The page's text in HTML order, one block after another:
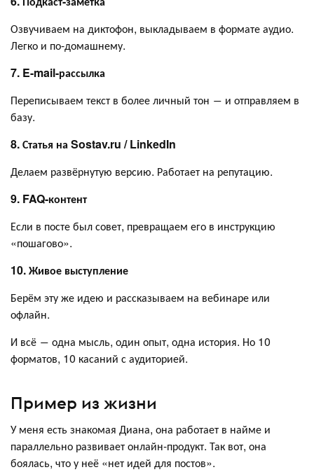
Озвучиваем на диктофон, выкладываем в формате аудио.
Легко и по-домашнему.
7. E-mail-рассылка
Переписываем текст в более личный тон ― и отправляем в
базу.
8. Статья на Sostav.ru / LinkedIn
Делаем развёрнутую версию. Работает на репутацию.
9. FAQ-контент
Если в посте был совет, превращаем его в инструкцию
«пошагово».
10. Живое выступление
Берём эту же идею и рассказываем на вебинаре или
офлайн.
И всё ― одна мысль, один опыт, одна история. Но 10
форматов, 10 касаний с аудиторией.
Пример из жизни
У меня есть знакомая Диана, она работает в найме и
параллельно развивает онлайн-продукт. Так вот, она
боялась, что у неё «нет идей для постов».